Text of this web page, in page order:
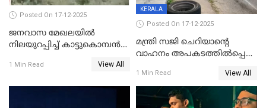
Posted On 17-12-2025
ജനവാസ മേഖലയില്‍
നിലയുറപ്പിച്ച് കാട്ടുകൊമ്പന്‍
1 Min Read View All
KERALA
Posted On 17-12-2025
മന്ത്രി സജി ചെറിയാന്റെ
വാഹനം അപകടത്തിൽപ്പെട്ടു;
രക്ഷപ്പെട്ടത് തലനാരിടയ്ക്ക്
1 Min Read View All